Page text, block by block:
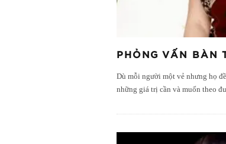
PHỎNG VẤN BÀN
Dù mỗi người một vẻ nhưng họ
những giá trị cần và muốn theo